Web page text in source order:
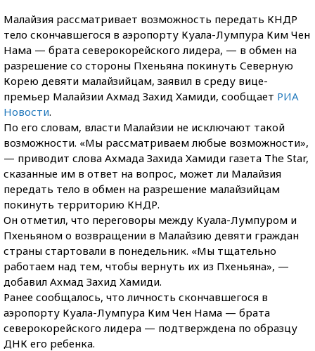
Малайзия рассматривает возможность передать КНДР
тело скончавшегося в аэропорту Куала-Лумпура Ким Чен
Нама — брата северокорейского лидера, — в обмен на
разрешение со стороны Пхеньяна покинуть Северную
Корею девяти малайзийцам, заявил в среду вице-
премьер Малайзии Ахмад Захид Хамиди, сообщает РИА
Новости.
По его словам, власти Малайзии не исключают такой
возможности. «Мы рассматриваем любые возможности»,
— приводит слова Ахмада Захида Хамиди газета The Star,
сказанные им в ответ на вопрос, может ли Малайзия
передать тело в обмен на разрешение малайзийцам
покинуть территорию КНДР.
Он отметил, что переговоры между Куала-Лумпуром и
Пхеньяном о возвращении в Малайзию девяти граждан
страны стартовали в понедельник. «Мы тщательно
работаем над тем, чтобы вернуть их из Пхеньяна», —
добавил Ахмад Захид Хамиди.
Ранее сообщалось, что личность скончавшегося в
аэропорту Куала-Лумпура Ким Чен Нама — брата
северокорейского лидера — подтверждена по образцу
ДНК его ребенка.